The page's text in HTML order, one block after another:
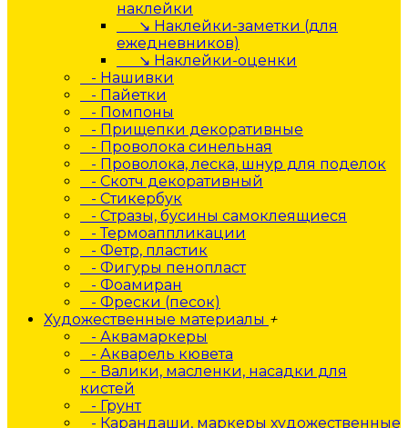
наклейки
↘ Наклейки-заметки (для
ежедневников)
↘ Наклейки-оценки
- Нашивки
- Пайетки
- Помпоны
- Прищепки декоративные
- Проволока синельная
- Проволока, леска, шнур для поделок
- Скотч декоративный
- Стикербук
- Стразы, бусины самоклеящиеся
- Термоаппликации
- Фетр, пластик
- Фигуры пенопласт
- Фоамиран
- Фрески (песок)
Художественные материалы +
- Аквамаркеры
- Акварель кювета
- Валики, масленки, насадки для
кистей
- Грунт
- Карандаши, маркеры художественные